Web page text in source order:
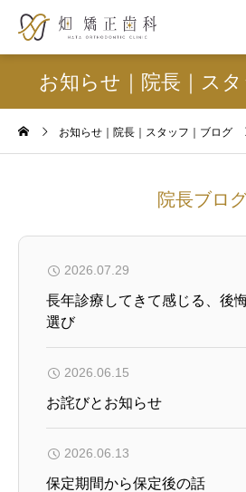
お知らせ｜院長｜ス
お知らせ｜院長｜スタッフ｜ブログ
院長ブロ
2026.07.29
長年診療してきて感じる、後
選び
2026.06.15
お詫びとお知らせ
2026.06.13
保定期間から保定後の話